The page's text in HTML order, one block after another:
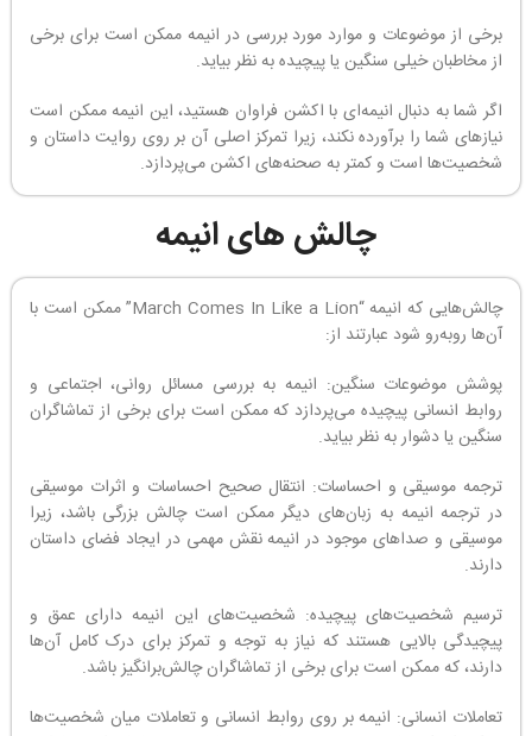
برخی از موضوعات و موارد مورد بررسی در انیمه ممکن است برای برخی
از مخاطبان خیلی سنگین یا پیچیده به نظر بیاید.
اگر شما به دنبال انیمه‌ای با اکشن فراوان هستید، این انیمه ممکن است
نیاز‌های شما را برآورده نکند، زیرا تمرکز اصلی آن بر روی روایت داستان و
شخصیت‌ها است و کمتر به صحنه‌های اکشن می‌پردازد.
چالش های انیمه
چالش‌هایی که انیمه “March Comes In Like a Lion” ممکن است با
آن‌ها روبه‌رو شود عبارتند از:
پوشش موضوعات سنگین: انیمه به بررسی مسائل روانی، اجتماعی و
روابط انسانی پیچیده می‌پردازد که ممکن است برای برخی از تماشاگران
سنگین یا دشوار به نظر بیاید.
ترجمه موسیقی و احساسات: انتقال صحیح احساسات و اثرات موسیقی
در ترجمه انیمه به زبان‌های دیگر ممکن است چالش بزرگی باشد، زیرا
موسیقی و صداهای موجود در انیمه نقش مهمی در ایجاد فضای داستان
دارند.
ترسیم شخصیت‌های پیچیده: شخصیت‌های این انیمه دارای عمق و
پیچیدگی بالایی هستند که نیاز به توجه و تمرکز برای درک کامل آن‌ها
دارند، که ممکن است برای برخی از تماشاگران چالش‌برانگیز باشد.
تعاملات انسانی: انیمه بر روی روابط انسانی و تعاملات میان شخصیت‌ها